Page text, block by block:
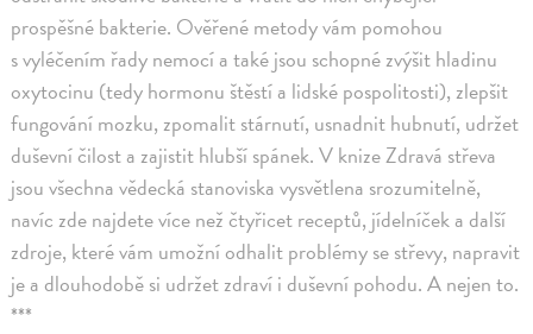
prospěšné bakterie. Ověřené metody vám pomohou
s vyléčením řady nemocí a také jsou schopné zvýšit hladinu
oxytocinu (tedy hormonu štěstí a lidské pospolitosti), zlepšit
fungování mozku, zpomalit stárnutí, usnadnit hubnutí, udržet
duševní čilost a zajistit hlubší spánek. V knize Zdravá střeva
jsou všechna vědecká stanoviska vysvětlena srozumitelně,
navíc zde najdete více než čtyřicet receptů, jídelníček a další
zdroje, které vám umožní odhalit problémy se střevy, napravit
je a dlouhodobě si udržet zdraví i duševní pohodu. A nejen to.
***